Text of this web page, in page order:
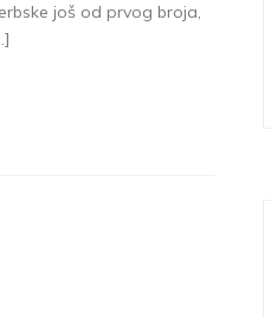
još od prvog broja,